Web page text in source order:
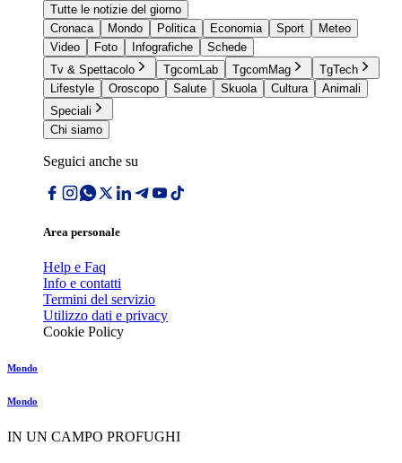
Tutte le notizie del giorno
Cronaca
Mondo Politica Economia Sport
Meteo
Video
Foto Infografiche
Schede
Tv & Spettacolo
TgcomLab TgcomMag
TgTech
Lifestyle
Oroscopo Salute Skuola Cultura
Animali
Speciali
Chi siamo
Seguici anche su
Area personale
Help e Faq
Info e contatti
Termini del servizio
Utilizzo dati e privacy
Cookie Policy
Mondo
Mondo
IN UN CAMPO PROFUGHI